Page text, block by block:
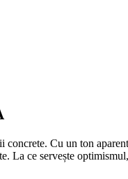
concrete. Cu un ton
La ce servește